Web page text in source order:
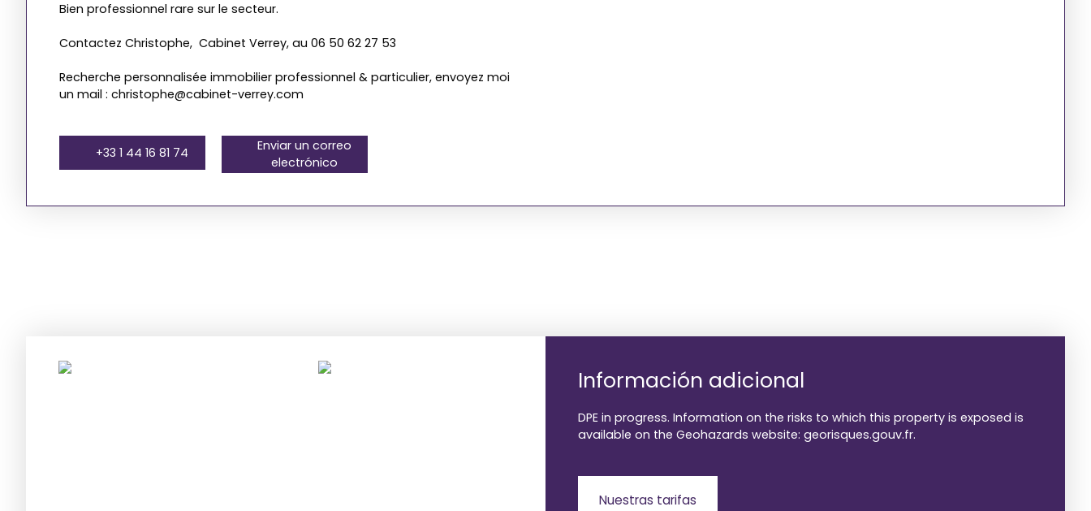
Bien professionnel rare sur le secteur.
Contactez Christophe, Cabinet Verrey, au 06 50 62 27 53
Recherche personnalisée immobilier professionnel & particulier, envoyez moi
un mail : christophe@cabinet-verrey.com
+33 1 44 16 81 74
Enviar un correo
electrónico
Información adicional
DPE in progress. Information on the risks to which this property is exposed is
available on the Geohazards website: georisques.gouv.fr.
Nuestras tarifas